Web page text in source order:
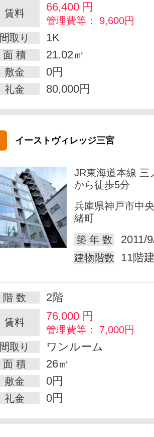
賃料 66,400 円
管理費等： 9,600円
間取り
1K
面 積 21.02㎡
敷金 0円
礼金 80,000円
イーストヴィレッジ三宮
JR東海道本線 三
から徒歩5分
兵庫県神戸市中
緒町
築 年 数
2011/
建物階数 11階
階 数 2階
賃料 76,000 円
管理費等： 7,000円
間取り
ワンルーム
面 積 26㎡
敷金 0円
礼金 0円